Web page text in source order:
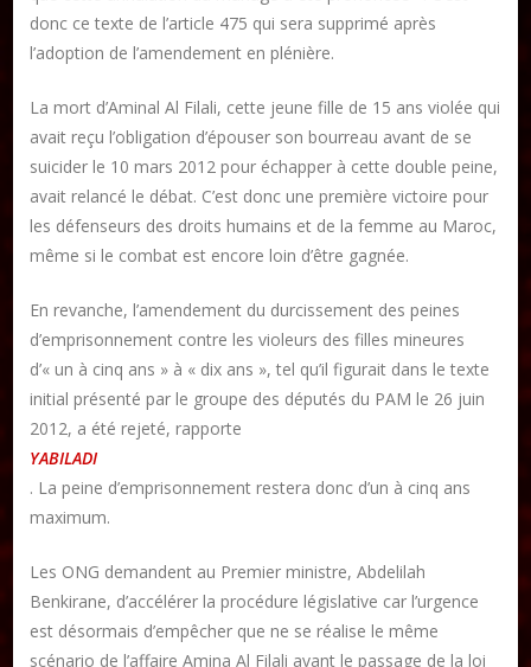
DON
Les ateliers d’écriture littéraire
donc ce texte de l’article 475 qui sera supprimé après
l’adoption de l’amendement en plénière.
La mort d’Aminal Al Filali, cette jeune fille de 15 ans violée qui
avait reçu l’obligation d’épouser son bourreau avant de se
suicider le 10 mars 2012 pour échapper à cette double peine,
avait relancé le débat. C’est donc une première victoire pour
les défenseurs des droits humains et de la femme au Maroc,
même si le combat est encore loin d’être gagnée.
En revanche, l’amendement du durcissement des peines
d’emprisonnement contre les violeurs des filles mineures
d’« un à cinq ans » à « dix ans », tel qu’il figurait dans le texte
initial présenté par le groupe des députés du PAM le 26 juin
2012, a été rejeté, rapporte
YABILADI
. La peine d’emprisonnement restera donc d’un à cinq ans
maximum.
Les ONG demandent au Premier ministre, Abdelilah
Benkirane, d’accélérer la procédure législative car l’urgence
est désormais d’empêcher que ne se réalise le même
scénario de l’affaire Amina Al Filali avant le passage de la loi